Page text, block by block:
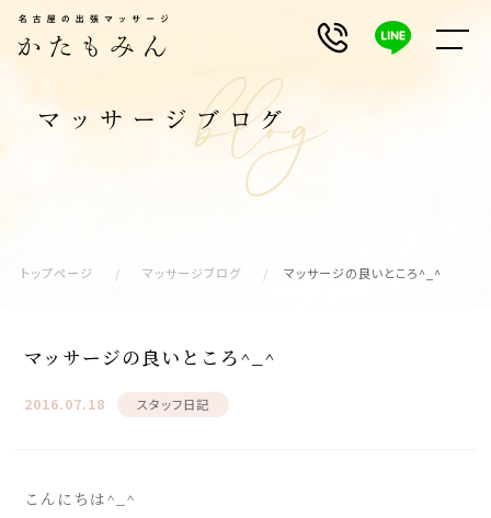
トップページ マッサージブログ マッサージの良いところ^_^
マッサージの良いところ^_^
2016.07.18 スタッフ日記
こんにちは^_^